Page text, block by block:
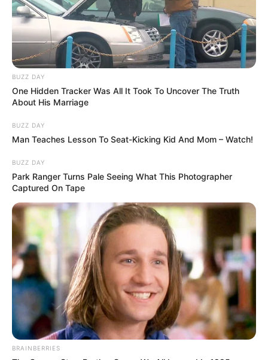
BUZZ DAY
One Hidden Tracker Was All It Took To Uncover The Truth
About His Marriage
BUZZ DAY
Man Teaches Lesson To Seat-Kicking Kid And Mom – Watch!
BUZZ DAY
Park Ranger Turns Pale Seeing What This Photographer
Captured On Tape
BRAINBERRIES